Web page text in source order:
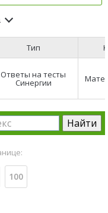
Тип
Ответы на тесты
Синергии
100